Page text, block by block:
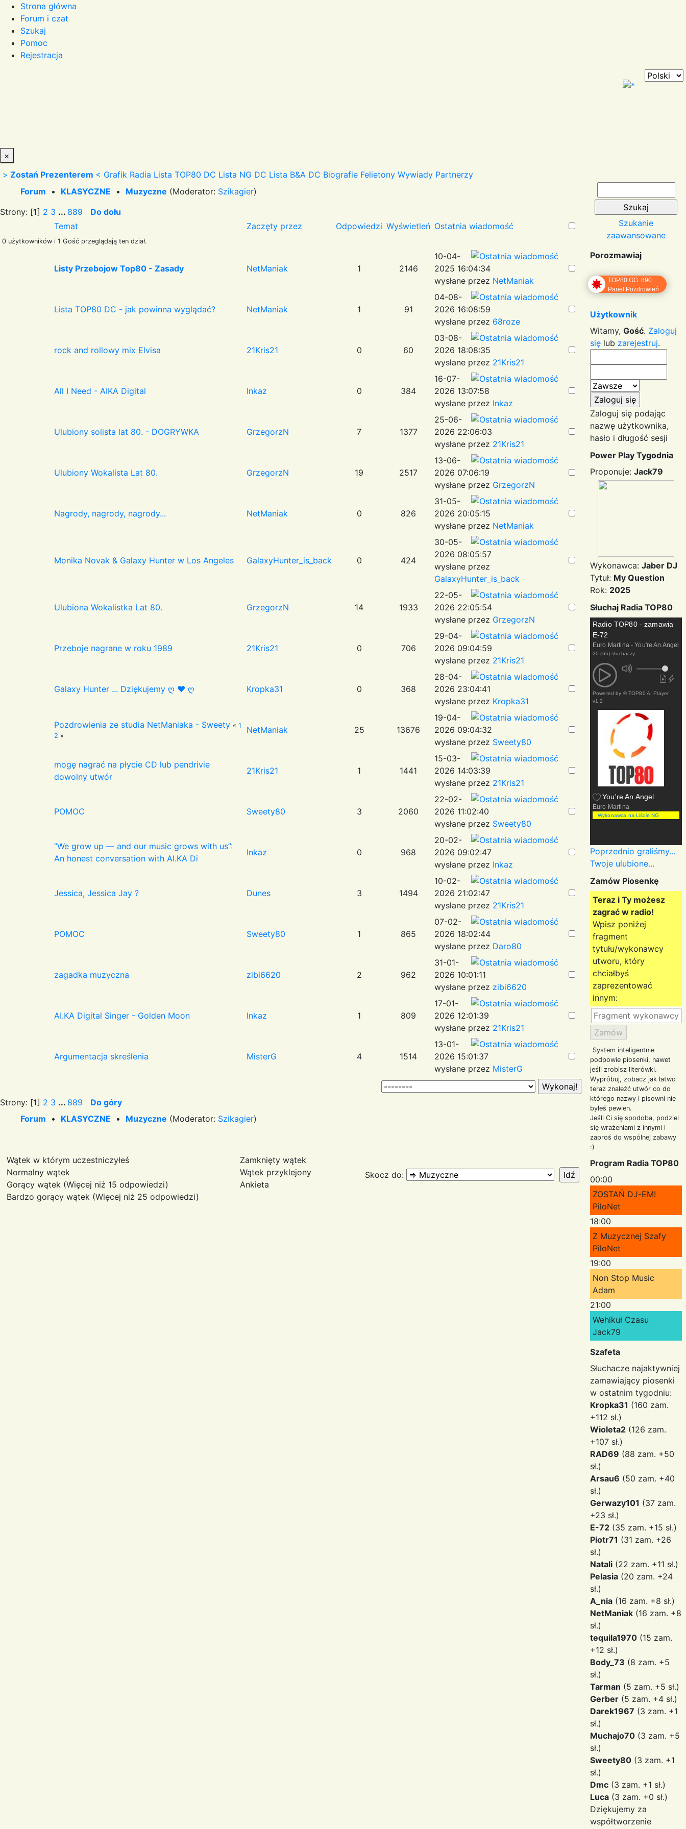
Strona główna
Forum i czat
Szukaj
Pomoc
Rejestracja
×
> Zostań Prezenterem < Grafik Radia Lista TOP80 DC Lista NG DC Lista B&A DC Biografie Felietony Wywiady Partnerzy
Forum • KLASYCZNE • Muzyczne (Moderator: Szikagier)
Strony: [1] 2 3 ... 889
Do dołu
Temat
Zaczęty przez Odpowiedzi Wyświetleń Ostatnia wiadomość
0 użytkowników i 1 Gość przeglądają ten dział.
Listy Przebojow Top80 - Zasady NetManiak 1 2146
10-04-
2025 16:04:34
wysłane przez NetManiak
Lista TOP80 DC - jak powinna wyglądać? NetManiak 1 91
04-08-
2026 16:08:59
wysłane przez 68roze
rock and rollowy mix Elvisa 21Kris21 0 60
03-08-
2026 18:08:35
wysłane przez 21Kris21
All I Need - AIKA Digital Inkaz 0 384
16-07-
2026 13:07:58
wysłane przez Inkaz
Ulubiony solista lat 80. - DOGRYWKA GrzegorzN 7 1377
25-06-
2026 22:06:03
wysłane przez 21Kris21
Ulubiony Wokalista Lat 80. GrzegorzN 19 2517
13-06-
2026 07:06:19
wysłane przez GrzegorzN
Nagrody, nagrody, nagrody... NetManiak 0 826
31-05-
2026 20:05:15
wysłane przez NetManiak
Monika Novak & Galaxy Hunter w Los Angeles GalaxyHunter_is_back 0 424
30-05-
2026 08:05:57
wysłane przez
GalaxyHunter_is_back
Ulubiona Wokalistka Lat 80. GrzegorzN 14 1933
22-05-
2026 22:05:54
wysłane przez GrzegorzN
Przeboje nagrane w roku 1989 21Kris21 0 706
29-04-
2026 09:04:59
wysłane przez 21Kris21
Galaxy Hunter ... Dziękujemy ღ ❤️ ღ Kropka31 0 368
28-04-
2026 23:04:41
wysłane przez Kropka31
Pozdrowienia ze studia NetManiaka - Sweety « 1
2 »
NetManiak 25 13676
19-04-
2026 09:04:32
wysłane przez Sweety80
mogę nagrać na płycie CD lub pendrivie
dowolny utwór
21Kris21 1 1441
15-03-
2026 14:03:39
wysłane przez 21Kris21
POMOC Sweety80 3 2060
22-02-
2026 11:02:40
wysłane przez Sweety80
“We grow up — and our music grows with us”:
An honest conversation with AI.KA Di
Inkaz 0 968
20-02-
2026 09:02:47
wysłane przez Inkaz
Jessica, Jessica Jay ? Dunes 3 1494
10-02-
2026 21:02:47
wysłane przez 21Kris21
POMOC Sweety80 1 865
07-02-
2026 18:02:44
wysłane przez Daro80
zagadka muzyczna zibi6620 2 962
31-01-
2026 10:01:11
wysłane przez zibi6620
AI.KA Digital Singer - Golden Moon Inkaz 1 809
17-01-
2026 12:01:39
wysłane przez 21Kris21
Argumentacja skreślenia MisterG 4 1514
13-01-
2026 15:01:37
wysłane przez MisterG
Strony: [1] 2 3 ... 889
Do góry
Forum • KLASYCZNE • Muzyczne (Moderator: Szikagier)
Wątek w którym uczestniczyłeś
Normalny wątek
Gorący wątek (Więcej niż 15 odpowiedzi)
Bardzo gorący wątek (Więcej niż 25 odpowiedzi)
Zamknięty wątek
Wątek przyklejony
Ankieta
Skocz do:
Szukanie
zaawansowane
Porozmawiaj
TOP80 GG: 890
Panel Pozdrowień
Użytkownik
Witamy, Gość. Zaloguj
się lub zarejestruj.
Zaloguj się podając
nazwę użytkownika,
hasło i długość sesji
Power Play Tygodnia
Proponuje: Jack79
Wykonawca: Jaber DJ
Tytuł: My Question
Rok: 2025
Słuchaj Radia TOP80
Radio TOP80 - zamawia
E-72
Euro Martina - You're An Angel
20 (65) słuchaczy
Powered by © TOP80 AI Player
v1.2
You're An Angel
Euro Martina
Wykonawca na Liście NG
Poprzednio graliśmy...
Twoje ulubione...
Zamów Piosenkę
Teraz i Ty możesz
zagrać w radio!
Wpisz poniżej
fragment
tytułu/wykonawcy
utworu, który
chciałbyś
zaprezentować
innym:
System inteligentnie
podpowie piosenki, nawet
jeśli zrobisz literówki.
Wypróbuj, zobacz jak łatwo
teraz znaleźć utwór co do
którego nazwy i pisowni nie
byłeś pewien.
Jeśli Ci się spodoba, podziel
się wrażeniami z innymi i
zaproś do wspólnej zabawy
:)
Program Radia TOP80
00:00
ZOSTAŃ DJ-EM!
PiloNet
18:00
Z Muzycznej Szafy
PiloNet
19:00
Non Stop Music
Adam
21:00
Wehikuł Czasu
Jack79
Szafeta
Słuchacze najaktywniej
zamawiający piosenki
w ostatnim tygodniu:
Kropka31 (160 zam.
+112 sł.)
Wioleta2 (126 zam.
+107 sł.)
RAD69 (88 zam. +50
sł.)
Arsau6 (50 zam. +40
sł.)
Gerwazy101 (37 zam.
+23 sł.)
E-72 (35 zam. +15 sł.)
Piotr71 (31 zam. +26
sł.)
Natali (22 zam. +11 sł.)
Pelasia (20 zam. +24
sł.)
A_nia (16 zam. +8 sł.)
NetManiak (16 zam. +8
sł.)
tequila1970 (15 zam.
+12 sł.)
Body_73 (8 zam. +5
sł.)
Tarman (5 zam. +5 sł.)
Gerber (5 zam. +4 sł.)
Darek1967 (3 zam. +1
sł.)
Muchajo70 (3 zam. +5
sł.)
Sweety80 (3 zam. +1
sł.)
Dmc (3 zam. +1 sł.)
Luca (3 zam. +0 sł.)
Dziękujemy za
współtworzenie